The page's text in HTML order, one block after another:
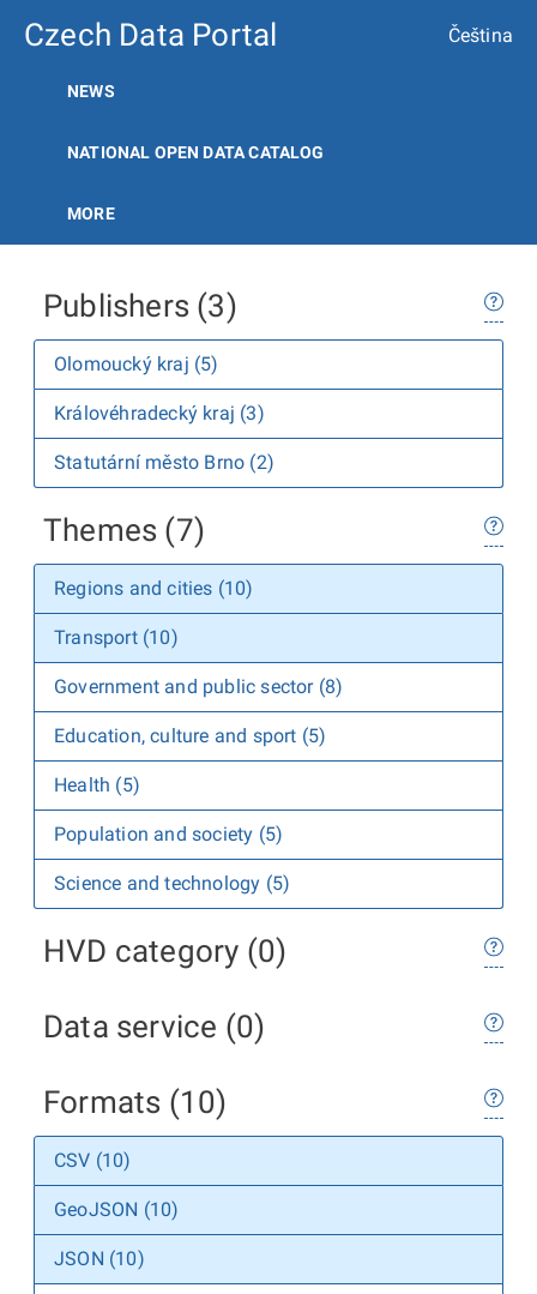
Czech Data Portal Čeština
NEWS
NATIONAL OPEN DATA CATALOG
MORE
Publishers (3)
Olomoucký kraj (5)
Královéhradecký kraj (3)
Statutární město Brno (2)
Themes (7)
Regions and cities (10)
Transport (10)
Government and public sector (8)
Education, culture and sport (5)
Health (5)
Population and society (5)
Science and technology (5)
HVD category (0)
Data service (0)
Formats (10)
CSV (10)
GeoJSON (10)
JSON (10)